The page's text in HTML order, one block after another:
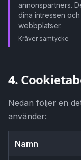
annonspartners.
dina intressen
webbplatser.
Kräver samtycke
4.
Nedan följer en
använder:
Namn